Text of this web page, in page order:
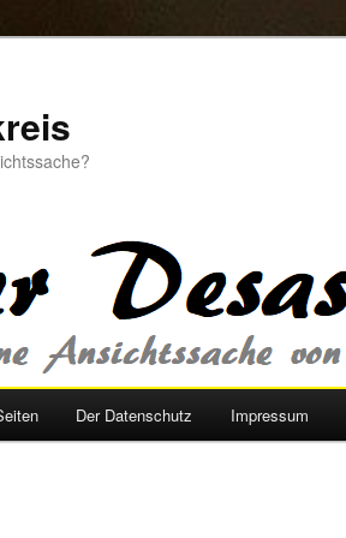
Der Datenschutz Impressum